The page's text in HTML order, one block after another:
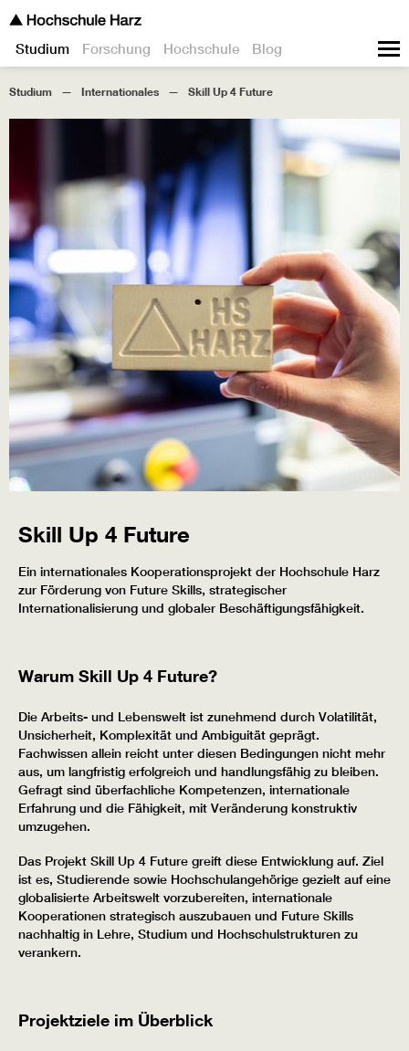
Studium Forschung Hochschule Blog
Studium Internationales Skill Up 4 Future
Skill Up 4 Future
Ein internationales Kooperationsprojekt der Hochschule Harz
zur Förderung von Future Skills, strategischer
Internationalisierung und globaler Beschäftigungsfähigkeit.
Warum Skill Up 4 Future?
Die Arbeits- und Lebenswelt ist zunehmend durch Volatilität,
Unsicherheit, Komplexität und Ambiguität geprägt.
Fachwissen allein reicht unter diesen Bedingungen nicht mehr
aus, um langfristig erfolgreich und handlungsfähig zu bleiben.
Gefragt sind überfachliche Kompetenzen, internationale
Erfahrung und die Fähigkeit, mit Veränderung konstruktiv
umzugehen.
Das Projekt Skill Up 4 Future greift diese Entwicklung auf. Ziel
ist es, Studierende sowie Hochschulangehörige gezielt auf eine
globalisierte Arbeitswelt vorzubereiten, internationale
Kooperationen strategisch auszubauen und Future Skills
nachhaltig in Lehre, Studium und Hochschulstrukturen zu
verankern.
Projektziele im Überblick